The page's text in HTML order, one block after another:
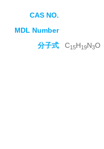
CAS NO.
MDL Number
分子式 C15H19N3O